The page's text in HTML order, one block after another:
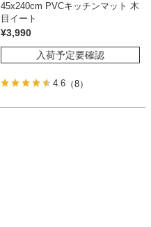
45x240cm PVCキッチンマット 木
目イート
¥3,990
入荷予定要確認
4.6 （8）